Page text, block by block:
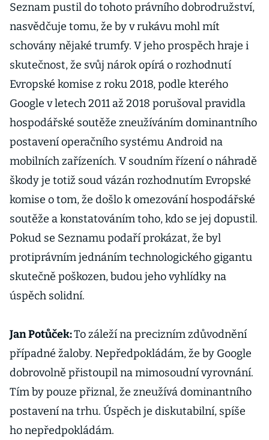
Seznam pustil do tohoto právního dobrodružství,
nasvědčuje tomu, že by v rukávu mohl mít
schovány nějaké trumfy. V jeho prospěch hraje i
skutečnost, že svůj nárok opírá o rozhodnutí
Evropské komise z roku 2018, podle kterého
Google v letech 2011 až 2018 porušoval pravidla
hospodářské soutěže zneužíváním dominantního
postavení operačního systému Android na
mobilních zařízeních. V soudním řízení o náhradě
škody je totiž soud vázán rozhodnutím Evropské
komise o tom, že došlo k omezování hospodářské
soutěže a konstatováním toho, kdo se jej dopustil.
Pokud se Seznamu podaří prokázat, že byl
protiprávním jednáním technologického gigantu
skutečně poškozen, budou jeho vyhlídky na
úspěch solidní.
Jan Potůček:To záleží na precizním zdůvodnění
případné žaloby. Nepředpokládám, že by Google
dobrovolně přistoupil na mimosoudní vyrovnání.
Tím by pouze přiznal, že zneužívá dominantního
postavení na trhu. Úspěch je diskutabilní, spíše
ho nepředpokládám.